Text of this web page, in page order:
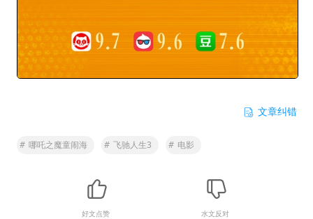
文章纠错
# 哪吒之魔童闹海 # 飞驰人生3 # 电影
好文点赞 水文反对